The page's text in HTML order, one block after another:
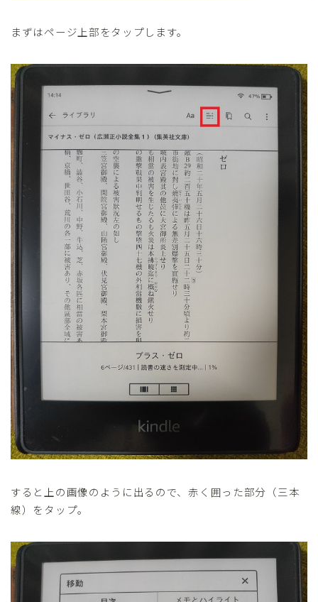
まずはページ上部をタップします。
すると上の画像のように出るので、赤く囲った部分（三本
線）をタップ。